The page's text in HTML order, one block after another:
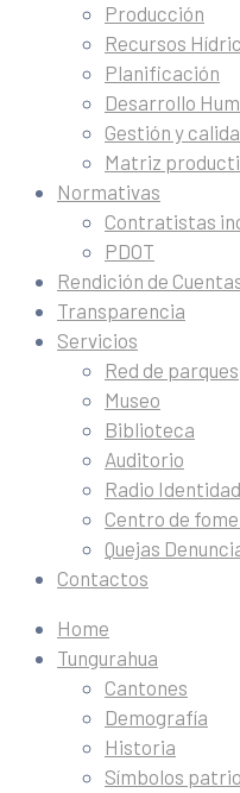
Producción
Recursos
Planificación
Desarrollo
Gestión y
Matriz
Normativas
Contratistas
PDOT
Rendición de
Transparencia
Servicios
Red de parques
Museo
Biblioteca
Auditorio
Radio Identidad
Centro de
Quejas
Contactos
Home
Tungurahua
Cantones
Demografía
Historia
Símbolos